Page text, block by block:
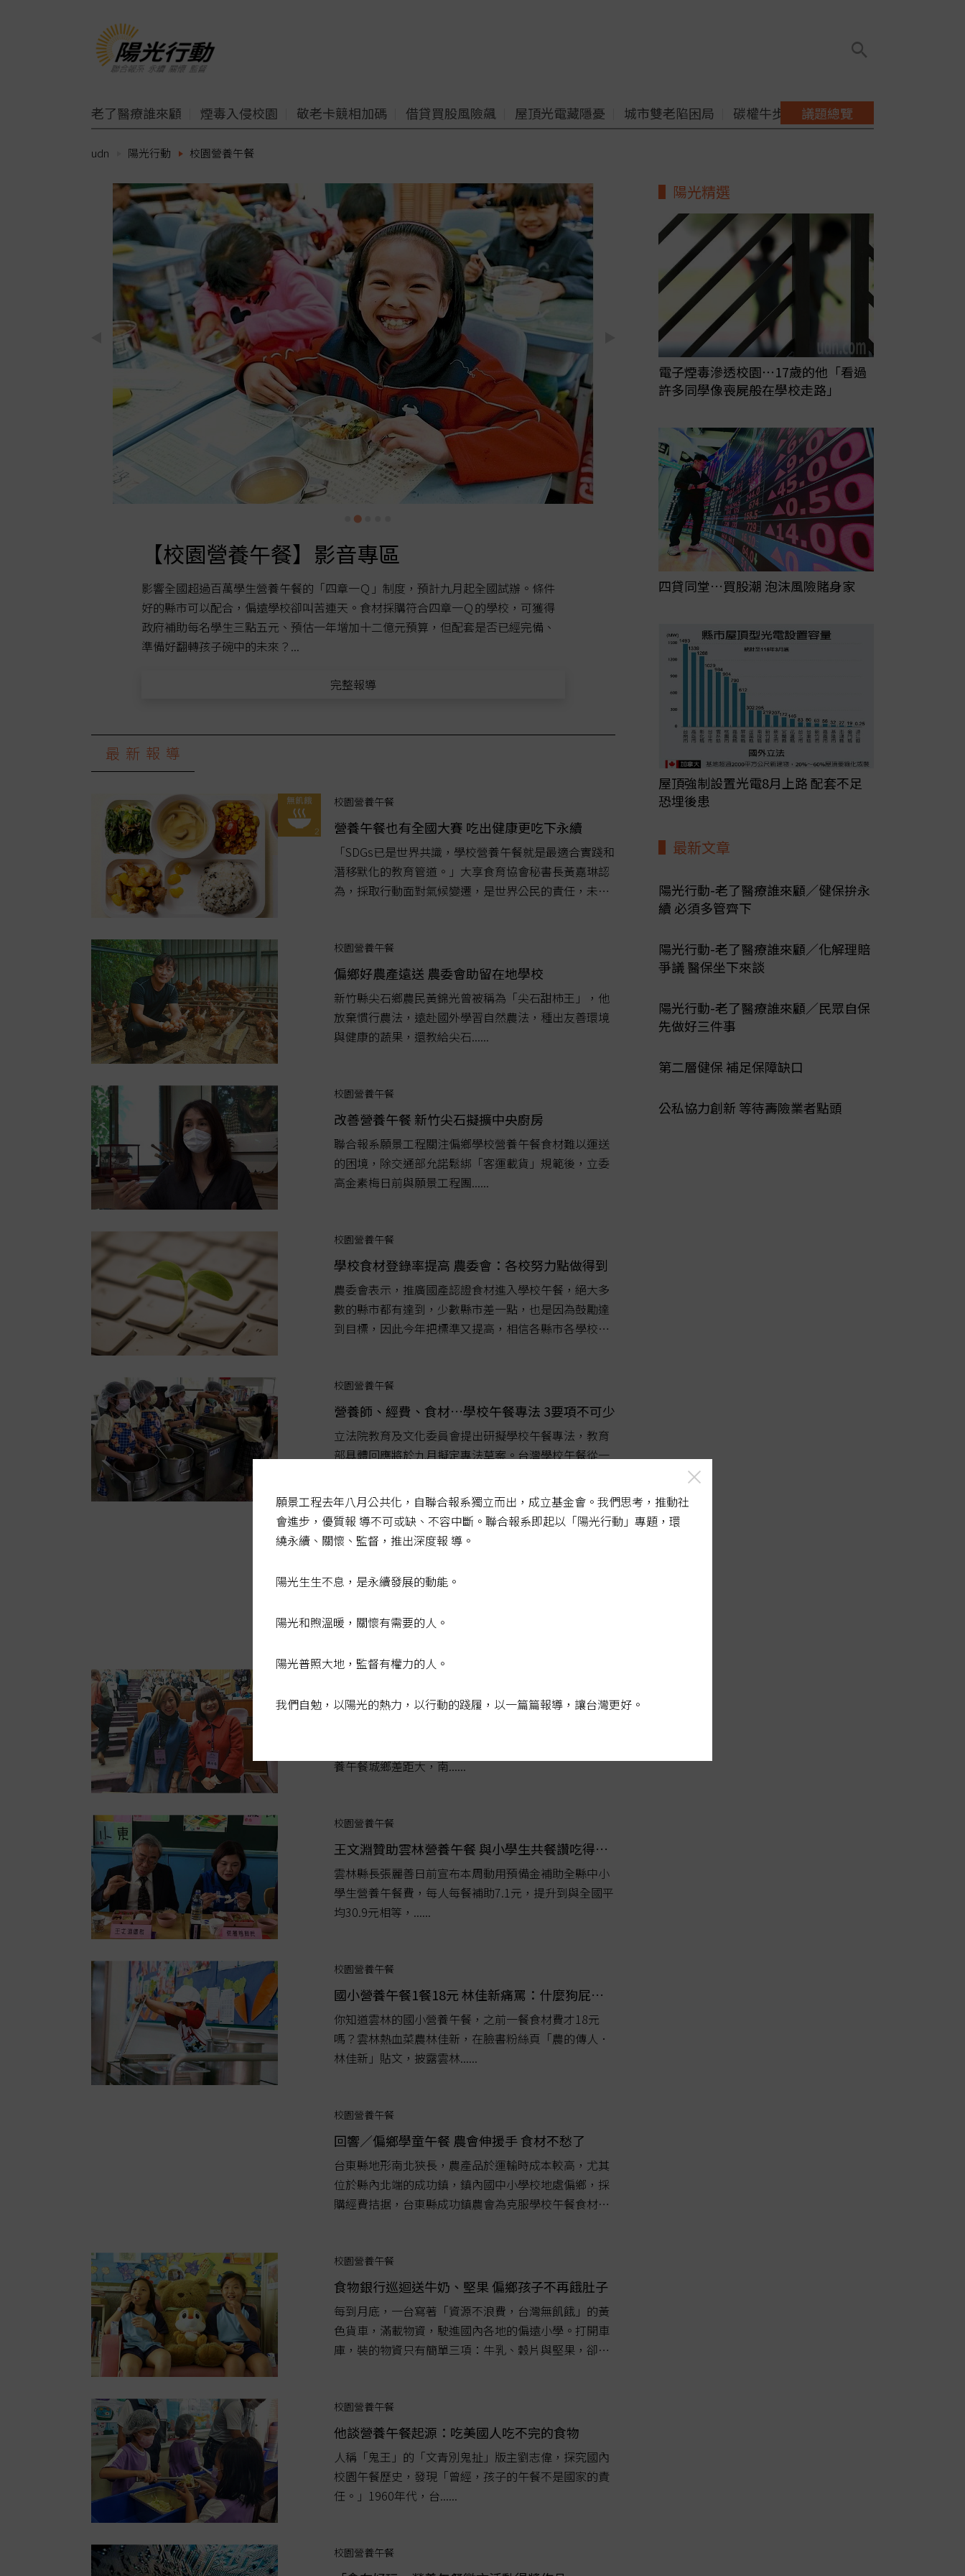
老了醫療誰來顧 煙毒入侵校園 敬老卡競相加碼 借貸買股風險飆 屋頂光電藏隱憂 城市雙老陷困局 碳權牛步缺配套議題總覽
udn 陽光行動 校園營養午餐
【校園營養午餐】影音專區
影響全國超過百萬學生營養午餐的「四章一Ｑ」制度，預計九月起全國試辦。條件
好的縣市可以配合，偏遠學校卻叫苦連天。食材採購符合四章一Ｑ的學校，可獲得
政府補助每名學生三點五元、預估一年增加十二億元預算，但配套是否已經完備、
準備好翻轉孩子碗中的未來？...
完整報導
【校園營養午餐】數位專題
35元，是雲林縣一餐營養午餐的金額。已經夠低的價格，還不全然
廚工、維護設備、運送等各項成本扣完，孩子一餐實際吃到的食材
便利商店買不到一顆御飯糰。...
最新報導
校園營養午餐
營養午餐也有全國大賽 吃出健康更吃下永續
「SDGs已是世界共識，學校營養午餐就是最適合實踐和
潛移默化的教育管道。」大享食育協會秘書長黃嘉琳認
為，採取行動面對氣候變遷，是世界公民的責任，未來
校園營養午餐
偏鄉好農產遠送 農委會助留在地學校
新竹縣尖石鄉農民黃錦光曾被稱為「尖石甜柿王」，他
放棄慣行農法，遠赴國外學習自然農法，種出友善環境
與健康的蔬果，還教給尖石......
校園營養午餐
改善營養午餐 新竹尖石擬擴中央廚房
聯合報系願景工程關注偏鄉學校營養午餐食材難以運送
的困境，除交通部允諾鬆綁「客運載貨」規範後，立委
高金素梅日前與願景工程團......
校園營養午餐
學校食材登錄率提高 農委會：各校努力點做得到
農委會表示，推廣國產認證食材進入學校午餐，絕大多
數的縣市都有達到，少數縣市差一點，也是因為鼓勵達
到目標，因此今年把標準又提高，相信各縣市各學校努
校園營養午餐
營養師、經費、食材…學校午餐專法 3要項不可少
立法院教育及文化委員會提出研擬學校午餐專法，教育
部具體回應將於九月擬定專法草案。台灣學校午餐從一
年，箇中緣由難以一言蔽之，但眼下朝野共識皆是朝向
訂專法、確立中央政策法源依據，不能再拖。但日前教
育部安排各地公聽會的草案和執政黨立委提出的三個版
本，遭戲稱為「學校衛生法1.2版」，前瞻性不足。...
校園營養午餐
立法院教育委員會昨天審查立委版學校午餐促進條例草
滿，要求教育部最慢九月一日前須提出版本。教育部承
須一點時間與各縣市溝通，會在期限前提出版本。...
南投洋蔥炒蛋、北市壽喜燒 立委批營養午餐城鄉差距
養午餐城鄉差距大，南......
校園營養午餐
王文淵贊助雲林營養午餐 與小學生共餐讚吃得比我好
雲林縣長張麗善日前宣布本周動用預備金補助全縣中小
學生營養午餐費，每人每餐補助7.1元，提升到與全國平
均30.9元相等，......
校園營養午餐
國小營養午餐1餐18元 林佳新痛罵：什麼狗屁政府？
你知道雲林的國小營養午餐，之前一餐食材費才18元
嗎？雲林熱血菜農林佳新，在臉書粉絲頁「農的傳人．
林佳新」貼文，披露雲林......
校園營養午餐
回響／偏鄉學童午餐 農會伸援手 食材不愁了
台東縣地形南北狹長，農產品於運輸時成本較高，尤其
位於縣內北端的成功鎮，鎮內國中小學校地處偏鄉，採
購經費拮据，台東縣成功鎮農會為克服學校午餐食材來
校園營養午餐
食物銀行巡迴送牛奶、堅果 偏鄉孩子不再餓肚子
每到月底，一台寫著「資源不浪費，台灣無飢餓」的黃
色貨車，滿載物資，駛進國內各地的偏遠小學。打開車
庫，裝的物資只有簡單三項：牛乳、穀片與堅果，卻是
校園營養午餐
他談營養午餐起源：吃美國人吃不完的食物
人稱「鬼王」的「文青別鬼扯」版主劉志偉，探究國內
校園午餐歷史，發現「曾經，孩子的午餐不是國家的責
任。」1960年代，台......
校園營養午餐
陽光精選
電子煙毒滲透校園⋯17歲的他「看過
許多同學像喪屍般在學校走路」
四貸同堂…買股潮 泡沫風險賭身家
屋頂強制設置光電8月上路 配套不足
恐埋後患
最新文章
陽光行動-老了醫療誰來顧／健保拚永
續 必須多管齊下
陽光行動-老了醫療誰來顧／化解理賠
爭議 醫保坐下來談
陽光行動-老了醫療誰來顧／民眾自保
先做好三件事
第二層健保 補足保障缺口
公私協力創新 等待壽險業者點頭
願景工程去年八月公共化，自聯合報系獨立而出，成立基金會。我們思考，推動社
會進步，優質報 導不可或缺、不容中斷。聯合報系即起以「陽光行動」專題，環
繞永續、關懷、監督，推出深度報 導。
陽光生生不息，是永續發展的動能。
陽光和煦溫暖，關懷有需要的人。
陽光普照大地，監督有權力的人。
我們自勉，以陽光的熱力，以行動的踐履，以一篇篇報導，讓台灣更好。